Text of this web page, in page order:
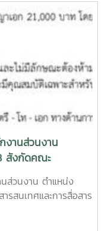
Yupin Sajaธนิต
จะแฮ ยะป่า :
สุรสิทธิ์ วงศ์
Crewเขียนบท :
Krungsriคัดเลือก
COACHไมตรี จำเริญ
up Artistชนิ
Ku Aomkiผู้กำกับ
ชุมพงศ์ :
of
Saehnaผู้กำกับ
Plangsengผู้ช่วย
ตน์ เวียงคำ :
Operatorธ
งานส่วนงาน
สังกัดคณะ
ส่วนงาน ตำแหน่ง
สนเทศและการสื่อสาร